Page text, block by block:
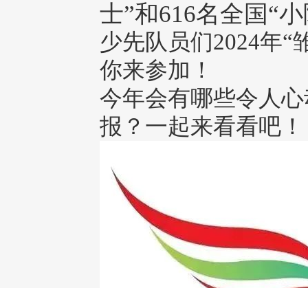
士”和616名全国“
少先队员们2024年“
你来参加！
今年会有哪些令人
报？一起来看看吧！